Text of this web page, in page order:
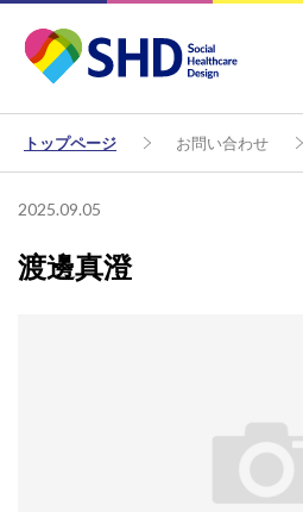
トップページ お問い合わせ
2025.09.05
渡邊真澄